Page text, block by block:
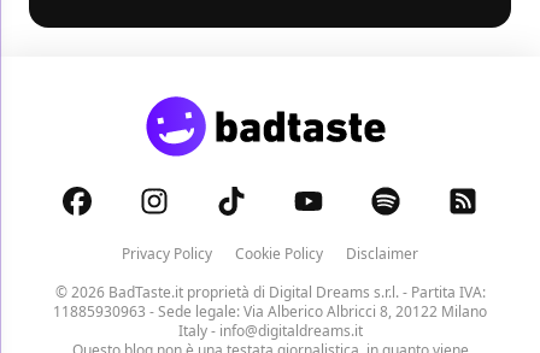
Privacy Policy Cookie Policy
Disclaimer
© 2026 BadTaste.it proprietà di Digital Dreams s.r.l.- Partita IVA:
11885930963 - Sede legale: Via Alberico Albricci 8, 20122 Milano
Italy - info@digitaldreams.it